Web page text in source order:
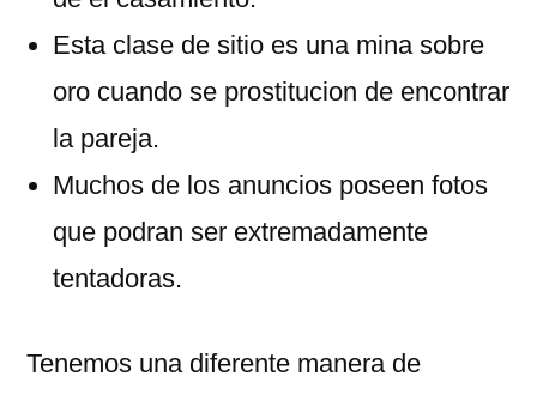
Esta clase de sitio es una mina sobre
oro cuando se prostitucion de encontrar
la pareja.
Muchos de los anuncios poseen fotos
que podran ser extremadamente
tentadoras.
Tenemos una diferente manera de